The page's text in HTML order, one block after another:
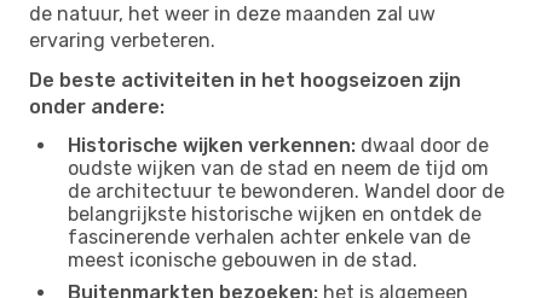
de natuur, het weer in deze maanden zal uw
ervaring verbeteren.
De beste activiteiten in het hoogseizoen zijn
onder andere:
Historische wijken verkennen: dwaal door de
oudste wijken van de stad en neem de tijd om
de architectuur te bewonderen. Wandel door de
belangrijkste historische wijken en ontdek de
fascinerende verhalen achter enkele van de
meest iconische gebouwen in de stad.
Buitenmarkten bezoeken: het is algemeen